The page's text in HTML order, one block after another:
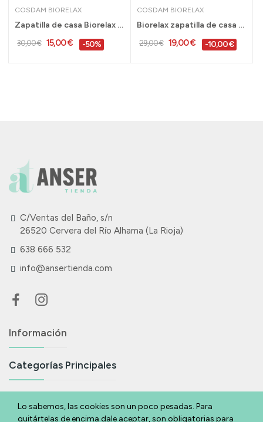
COSDAM BIORELAX
Zapatilla de casa Biorelax antideslizantes...
30,00 € 15,00 € -50%
COSDAM BIORELAX
Biorelax zapatilla de casa plantilla extraíble...
29,00 € 19,00 € -10,00 €
C/Ventas del Baño, s/n
26520 Cervera del Río Alhama (La Rioja)
638 666 532
info@ansertienda.com
Información
Categorías Principales
Suscríbete A Nuestra Newsletter
Lo sabemos, las cookies son un poco pesadas. Para
quitártelas de encima dale aceptar, son obligatorias para